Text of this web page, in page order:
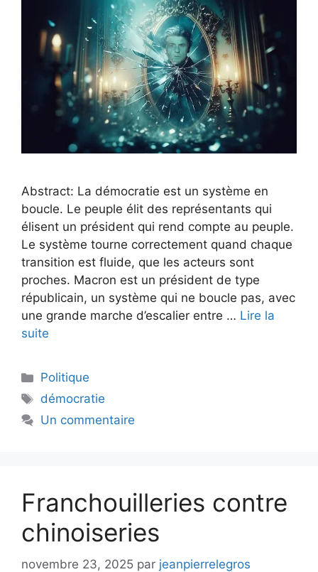
Abstract: La démocratie est un système en
boucle. Le peuple élit des représentants qui
élisent un président qui rend compte au peuple.
Le système tourne correctement quand chaque
transition est fluide, que les acteurs sont
proches. Macron est un président de type
républicain, un système qui ne boucle pas, avec
une grande marche d’escalier entre … Lire la
suite
Catégories
Politique
Étiquettes
démocratie
Un commentaire
Franchouilleries contre
chinoiseries
novembre 23, 2025 par jeanpierrelegros